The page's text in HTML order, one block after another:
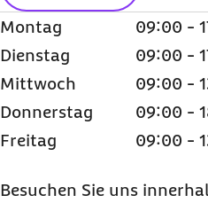
Montag
09:00 -
Dienstag
09:00 -
Mittwoch
09:00 -
Donnerstag
09:00 -
Freitag
09:00 -
Besuchen Sie uns